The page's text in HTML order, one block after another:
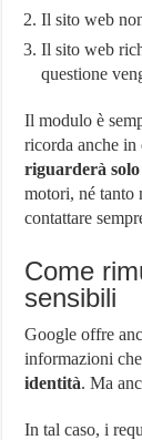
Il sito web
Il sito web
questione
Il modulo è
ricorda anche in
riguarderà solo
motori, né tanto
contattare
Come
sensibili
Google offre
informazioni
identità. Ma
In tal caso, i